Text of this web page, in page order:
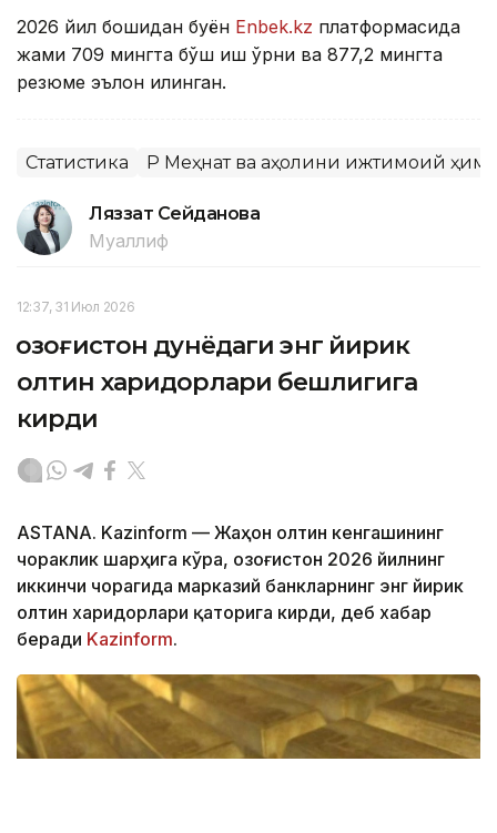
2026 йил бошидан буён Enbek.kz платформасида
жами 709 мингта бўш иш ўрни ва 877,2 мингта
резюме эълон қилинган.
Статистика ҚР Меҳнат ва аҳолини ижтимоий
Ляззат Сейданова
Муаллиф
12:37, 31 Июл 2026
Қозоғистон дунёдаги энг йирик
олтин харидорлари бешлигига
кирди
ASTANA. Kazinform — Жаҳон олтин кенгашининг
чораклик шарҳига кўра, Қозоғистон 2026 йилнинг
иккинчи чорагида марказий банкларнинг энг йирик
олтин харидорлари қаторига кирди, деб хабар
беради Kazinform.